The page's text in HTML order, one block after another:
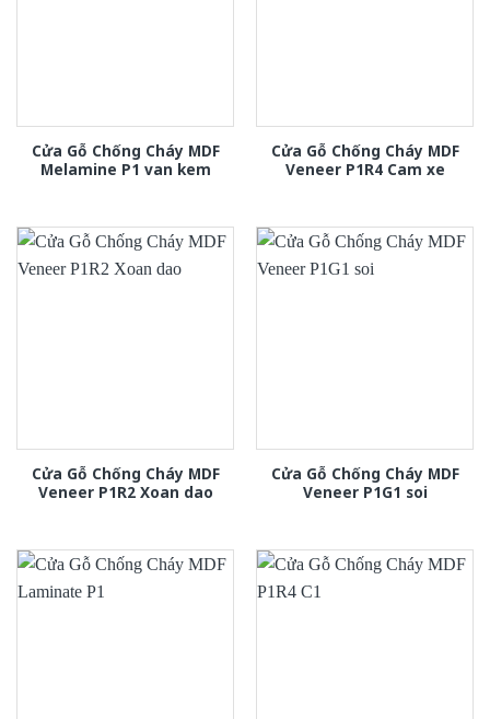
Cửa Gỗ Chống Cháy MDF
Melamine P1 van kem
Cửa Gỗ Chống Cháy MDF
Veneer P1R4 Cam xe
Cửa Gỗ Chống Cháy MDF
Veneer P1R2 Xoan dao
Cửa Gỗ Chống Cháy MDF
Veneer P1G1 soi